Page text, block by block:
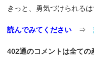
きっと、勇気づけられるは
読んでみてください ⇒
402通のコメントは全て